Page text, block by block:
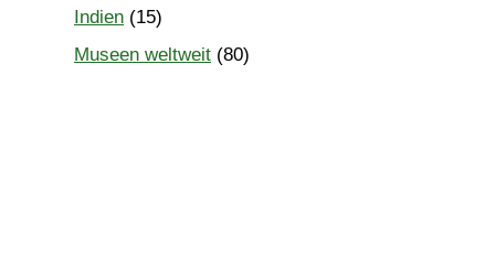
Indien (15)
Museen weltweit (80)